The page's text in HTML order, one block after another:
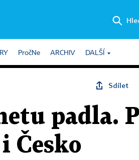
PročNe ARCHIV DALŠÍ
Sdílet
padla.
Česko